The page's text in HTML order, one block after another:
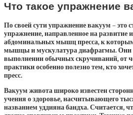
Что такое упражнение
По своей сути упражнение вакуум – это
упражнение, направленное на развитие
абдоминальных мышц пресса, к
мышцы и мускулатура диафрагмы. Они
выполнении обычных скручиваний, от
практики особенно полезно тем, кто
пресс.
Вакуум живота широко известен
учения о здоровье, насчитывающего
названием уддияна бандха. Считается,